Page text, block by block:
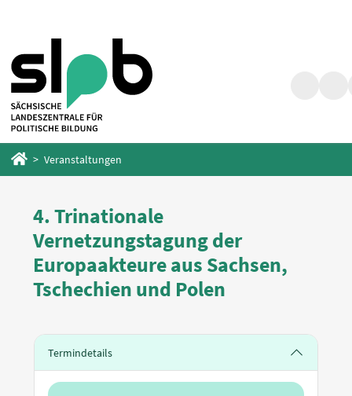
springen
springen
Startseite
Veranstaltungen
4. Trinationale
Vernetzungstagung der
Europaakteure aus Sachsen,
Tschechien und Polen
Termindetails